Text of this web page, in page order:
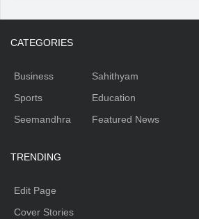
CATEGORIES
Business
Sports
Seemandhra
Sahithyam
Education
Featured News
TRENDING
Edit Page
Cover Stories